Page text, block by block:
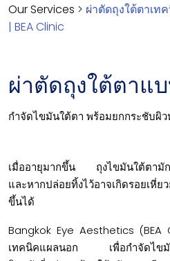
Our Services > ผ่าตัดถุงใต้ตาเ
| BEA Clinic
ผ่าตัดถุงใต้ตาแ
กำจัดไขมันใต้ตา พร้อมยกกระชับผิ
เมื่ออายุมากขึ้น ถุงไขมันใต้ตามัก
และหากปล่อยทิ้งไว้อาจเกิดรอยเหี่
ขึ้นได้
Bangkok Eye Aesthetics (BEA
เทคนิคแผลนอก เพื่อกำจัดไขมัน